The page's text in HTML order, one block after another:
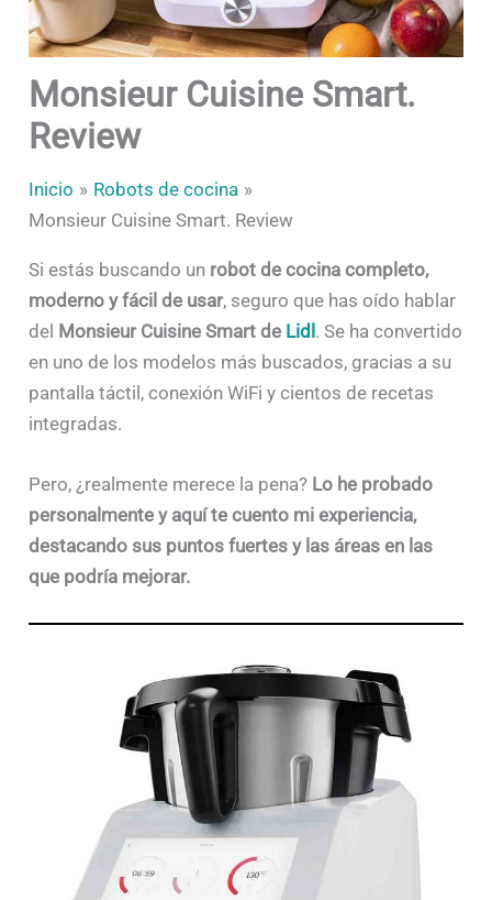
Monsieur Cuisine Smart.
Review
Inicio
Robots de cocina
Monsieur Cuisine Smart. Review
Si estás buscando un robot de cocina completo,
moderno y fácil de usar, seguro que has oído hablar
del Monsieur Cuisine Smart de Lidl . Se ha convertido
en uno de los modelos más buscados, gracias a su
pantalla táctil, conexión WiFi y cientos de recetas
integradas.
Pero, ¿realmente merece la pena? Lo he probado
personalmente y aquí te cuento mi experiencia,
destacando sus puntos fuertes y las áreas en las
que podría mejorar.